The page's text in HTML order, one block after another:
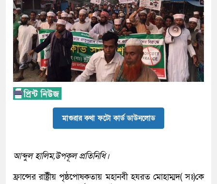
মাগুরার কথা ফটো কার্ড ডাউনলোড
আব্দুল হালিম,উপকূল প্রতিনিধি।
ফ্রান্সের রাষ্ট্রীয় পৃষ্ঠপোষকতায় মহানবী হযরত মোহাম্মদ( সঃ)কে